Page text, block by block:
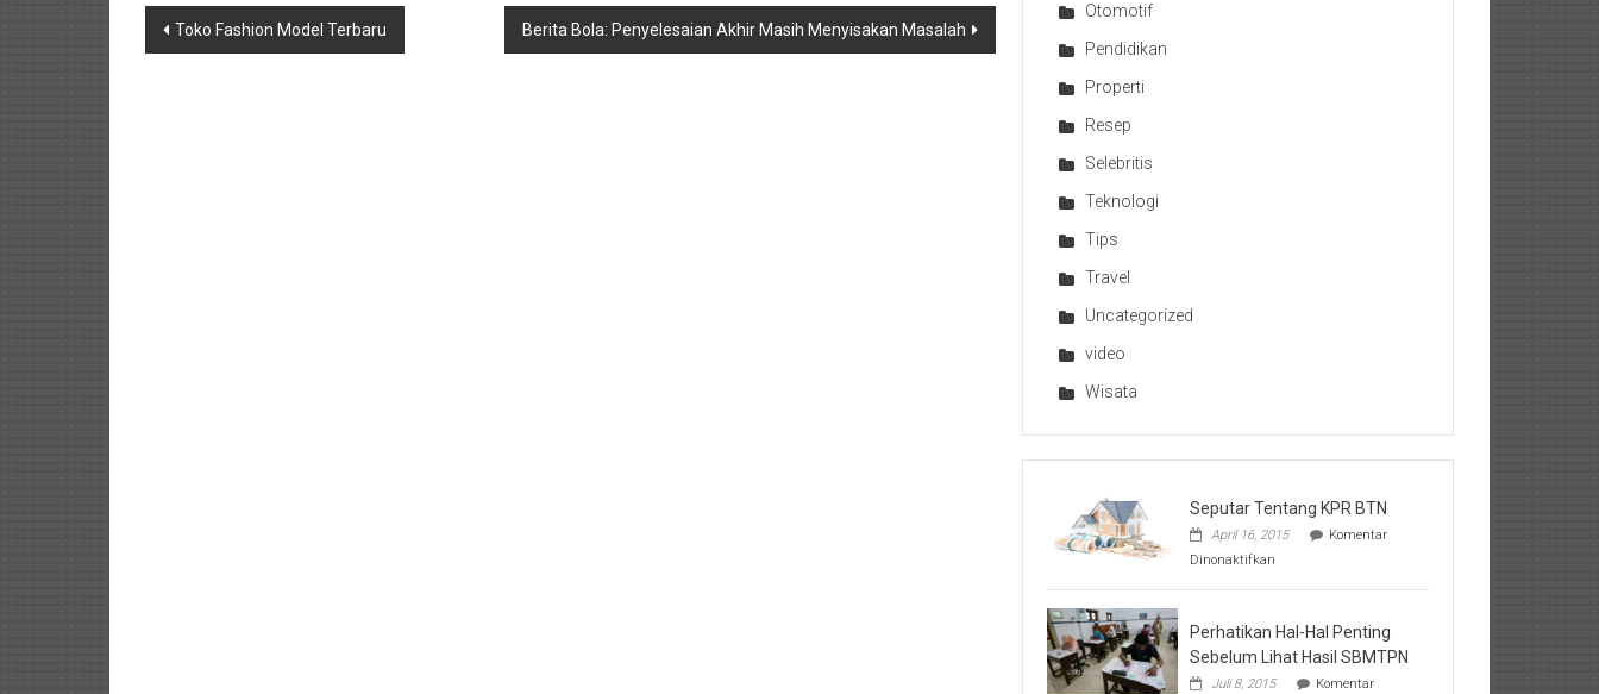
Navigasi
Toko Fashion Model Terbaru Berita Bola: Penyelesaian Akhir Masih Menyisakan Masalah
Otomotif
Pendidikan
Properti
Resep
Selebritis
Teknologi
Tips
Travel
Uncategorized
video
Wisata
Seputar Tentang KPR BTN
April 16, 2015
Komentar
Dinonaktifkan
Tentang
BTN
Perhatikan Hal-Hal Penting
Sebelum Lihat Hasil SBMTPN
Juli 8, 2015
Komentar